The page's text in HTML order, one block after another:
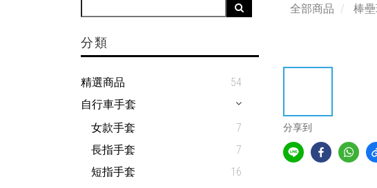
分類
精選商品
54
自行車手套
女款手套
7
長指手套
7
短指手套
16
全部商品 棒
分享到